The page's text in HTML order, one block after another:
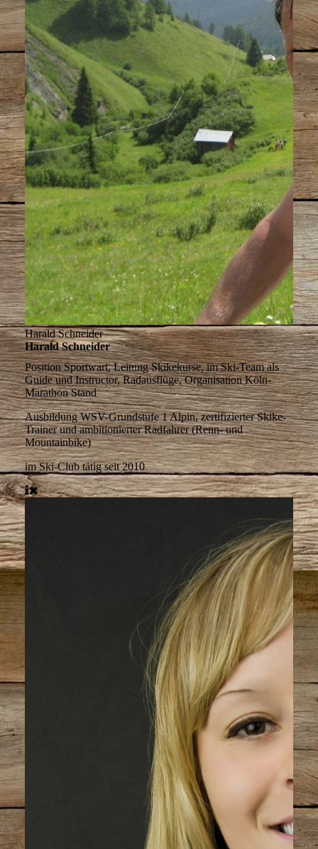
Harald Schneider
Harald Schneider
PositionSportwart, Leitung Skikekurse, im Ski-Team als
Guide und Instructor, Radausflüge, Organisation Köln-
Marathon Stand
AusbildungWSV-Grundstufe 1 Alpin, zertifizierter Skike-
Trainer und ambitionierter Radfahrer (Renn- und
Mountainbike)
im Ski-Club tätigseit 2010